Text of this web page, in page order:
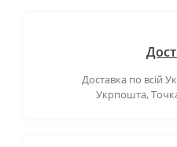
Доставка по всій
Укрпошта,